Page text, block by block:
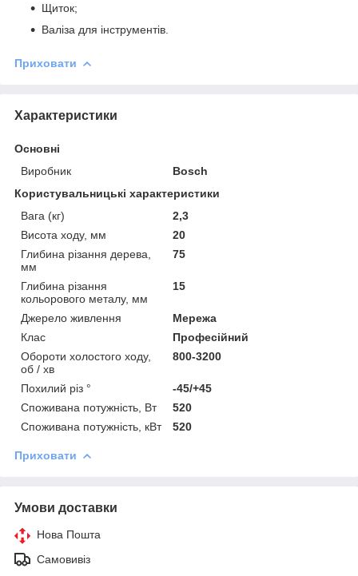
Щиток;
Валіза для інструментів.
Приховати
Характеристики
Основні
Виробник
Bosch
Користувальницькі характеристики
Вага (кг)
2,3
Висота ходу, мм
20
Глибина різання дерева,
мм
75
Глибина різання
кольорового металу, мм
15
Джерело живлення
Мережа
Клас
Професійний
Обороти холостого ходу,
об / хв
800-3200
Похилий різ °
-45/+45
Споживана потужність, Вт
520
Споживана потужність, кВт
520
Приховати
Умови доставки
Нова Пошта
Самовивіз